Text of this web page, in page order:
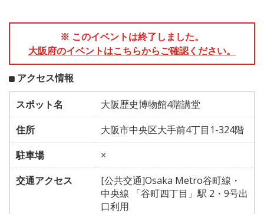
※ このイベントは終了しました。
大阪府のイベントはこちらからご確認ください。
アクセス情報
スポット名
大阪歴史博物館4階講堂
住所
大阪市中央区大手前4丁目1-324階
駐車場
×
交通アクセス
[公共交通]Osaka Metro谷町線・
中央線 「谷町四丁目」駅 2・9号出
口利用